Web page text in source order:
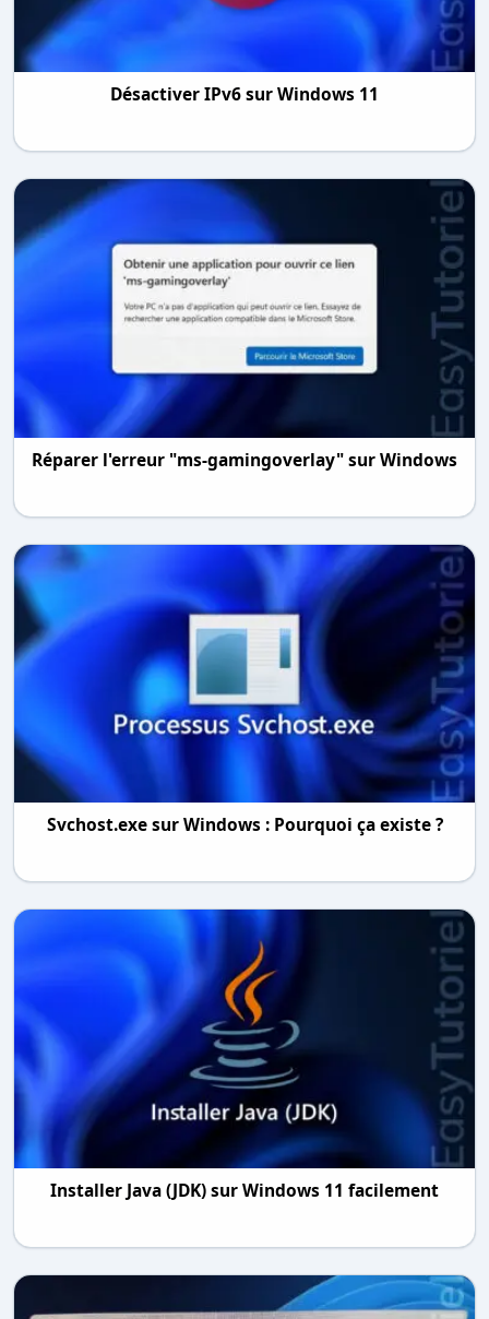
Désactiver IPv6 sur Windows 11
Réparer l'erreur "ms-gamingoverlay" sur Windows
Svchost.exe sur Windows : Pourquoi ça existe ?
Installer Java (JDK) sur Windows 11 facilement